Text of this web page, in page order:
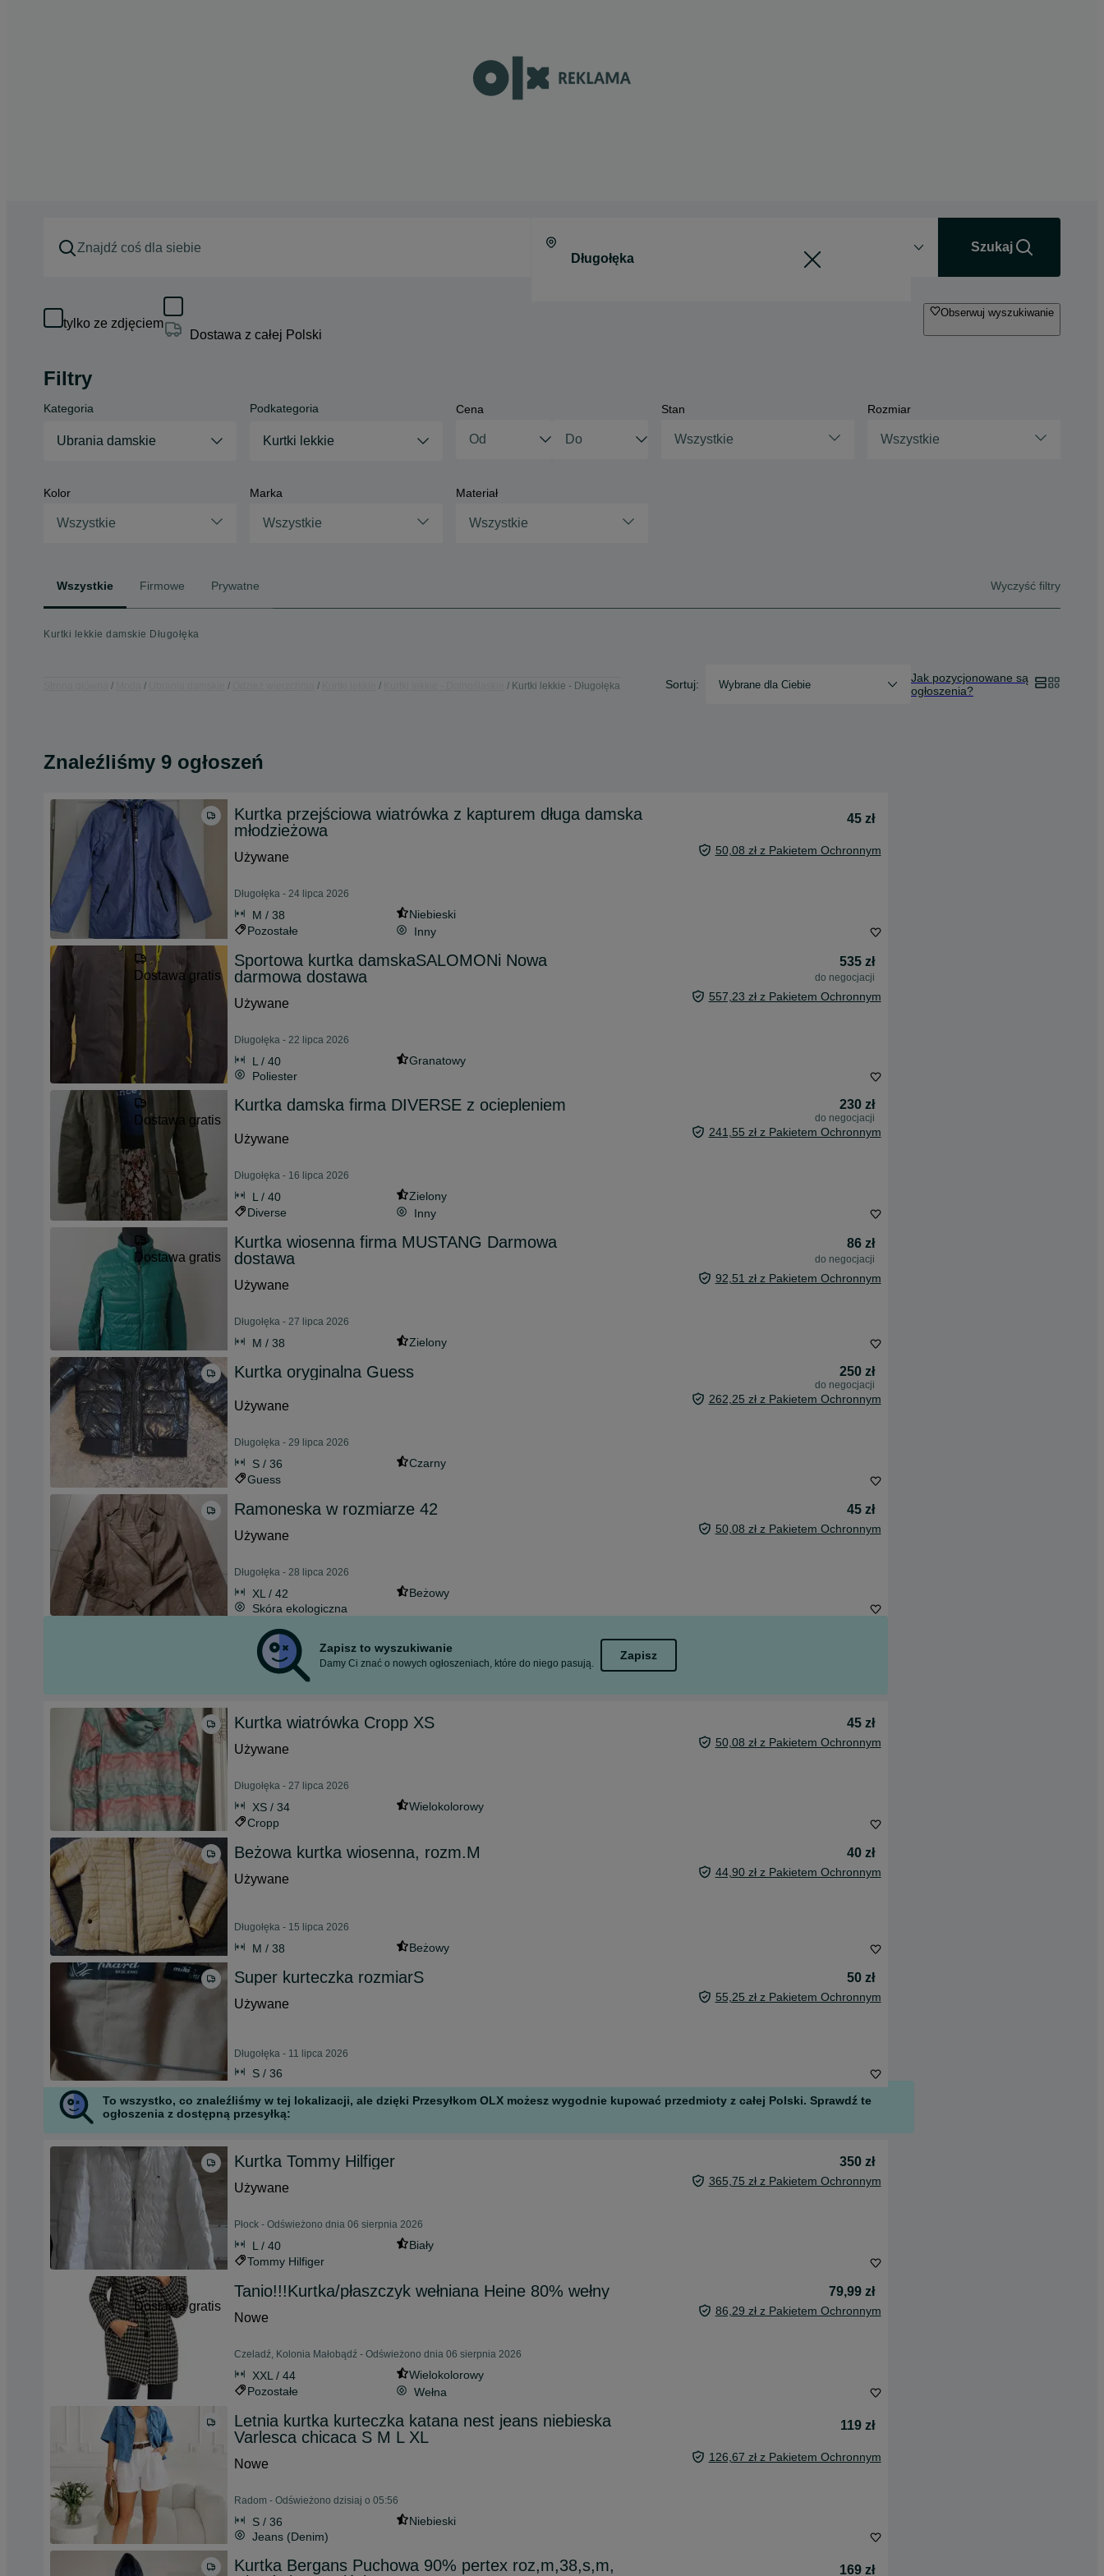
Szukaj
tylko ze zdjęciem
Dostawa z całej Polski
Obserwuj wyszukiwanie
Filtry
Kategoria
Ubrania damskie
Podkategoria
Kurtki lekkie
Cena Stan
Wszystkie
Rozmiar
Wszystkie
Kolor
Wszystkie
Marka
Wszystkie
Materiał
Wszystkie
Wszystkie Firmowe Prywatne Wyczyść filtry
Kurtki lekkie damskie Długołęka
Kurtki lekkie - Długołęka Sortuj: Wybrane dla Ciebie
Jak pozycjonowane są
ogłoszenia?
Znaleźliśmy 9 ogłoszeń
Kurtka przejściowa wiatrówka z kapturem długa damska
młodzieżowa
45 zł
Używane 50,08 zł z Pakietem Ochronnym
Długołęka - 24 lipca 2026
M / 38
Niebieski
Pozostałe
Inny
Dostawa gratis
Sportowa kurtka damskaSALOMONi Nowa
darmowa dostawa
535 zł
do negocjacji
Używane 557,23 zł z Pakietem Ochronnym
Długołęka - 22 lipca 2026
L / 40
Granatowy
Poliester
Dostawa gratis
Kurtka damska firma DIVERSE z ociepleniem 230 zł
do negocjacji
Używane 241,55 zł z Pakietem Ochronnym
Długołęka - 16 lipca 2026
L / 40
Zielony
Diverse
Inny
Dostawa gratis
Kurtka wiosenna firma MUSTANG Darmowa
dostawa
86 zł
do negocjacji
Używane 92,51 zł z Pakietem Ochronnym
Długołęka - 27 lipca 2026
M / 38 Zielony
Kurtka oryginalna Guess 250 zł
do negocjacji
Używane 262,25 zł z Pakietem Ochronnym
Długołęka - 29 lipca 2026
S / 36
Czarny
Guess
Ramoneska w rozmiarze 42
45 zł
Używane
50,08 zł z Pakietem Ochronnym
Długołęka - 28 lipca 2026
XL / 42
Beżowy
Skóra ekologiczna
Zapisz to wyszukiwanie
Damy Ci znać o nowych ogłoszeniach, które do niego pasują.
Zapisz
Kurtka wiatrówka Cropp XS
45 zł
Używane
50,08 zł z Pakietem Ochronnym
Długołęka - 27 lipca 2026
XS / 34
Wielokolorowy
Cropp
Beżowa kurtka wiosenna, rozm.M
40 zł
Używane
44,90 zł z Pakietem Ochronnym
Długołęka - 15 lipca 2026
M / 38 Beżowy
Super kurteczka rozmiarS
50 zł
Używane
55,25 zł z Pakietem Ochronnym
Długołęka - 11 lipca 2026
S / 36
To wszystko, co znaleźliśmy w tej lokalizacji, ale dzięki Przesyłkom OLX możesz wygodnie kupować przedmioty z całej Polski. Sprawdź te
ogłoszenia z dostępną przesyłką:
Kurtka Tommy Hilfiger
350 zł
Używane
365,75 zł z Pakietem Ochronnym
Płock - Odświeżono dnia 06 sierpnia 2026
L / 40
Biały
Tommy Hilfiger
Dostawa gratis
Tanio!!!Kurtka/płaszczyk wełniana Heine 80% wełny
79,99 zł
Nowe
86,29 zł z Pakietem Ochronnym
Czeladź, Kolonia Małobądź - Odświeżono dnia 06 sierpnia 2026
XXL / 44
Wielokolorowy
Pozostałe
Wełna
Letnia kurtka kurteczka katana nest jeans niebieska
Varlesca chicaca S M L XL
119 zł
Nowe 126,67 zł z Pakietem Ochronnym
Radom - Odświeżono dzisiaj o 05:56
S / 36
Niebieski
Jeans (Denim)
Kurtka Bergans Puchowa 90% pertex roz,m,38,s,m,
169 zł